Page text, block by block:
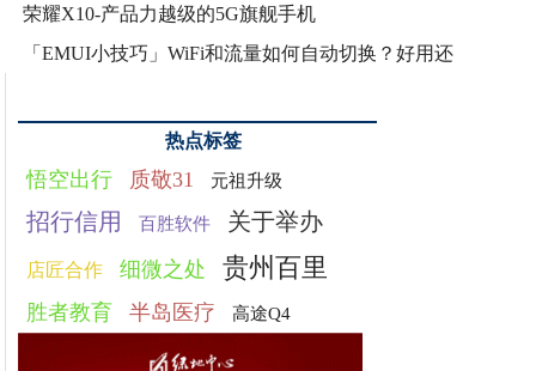
荣耀X10-产品力越级的5G旗舰手机
「EMUI小技巧」WiFi和流量如何自动切换？好用还
热点标签
悟空出行 质敬31 元祖升级
招行信用 百胜软件 关于举办
店匠合作 细微之处 贵州百里
胜者教育 半岛医疗 高途Q4